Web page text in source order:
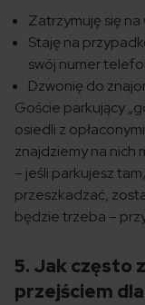
Zatrzymuję się na
Staję na
swój numer
Dzwonię do
Goście parkujący
osiedli z
znajdziemy na nich
– jeśli parkujesz
przeszkadzać,
będzie trzeba –
5. Jak często
przejściem